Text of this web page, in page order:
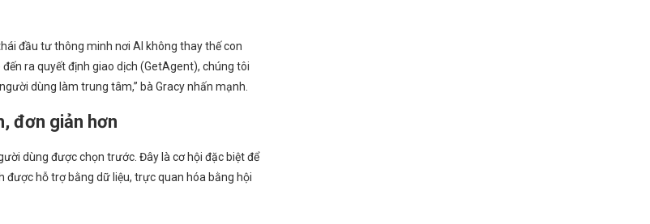
đầu tư thông minh nơi AI không thay thế con
ra quyết định giao dịch (GetAgent), chúng tôi
dùng làm trung tâm,” bà Gracy nhấn mạnh.
đơn giản hơn
dùng được chọn trước. Đây là cơ hội đặc biệt để
hỗ trợ bằng dữ liệu, trực quan hóa bằng hội